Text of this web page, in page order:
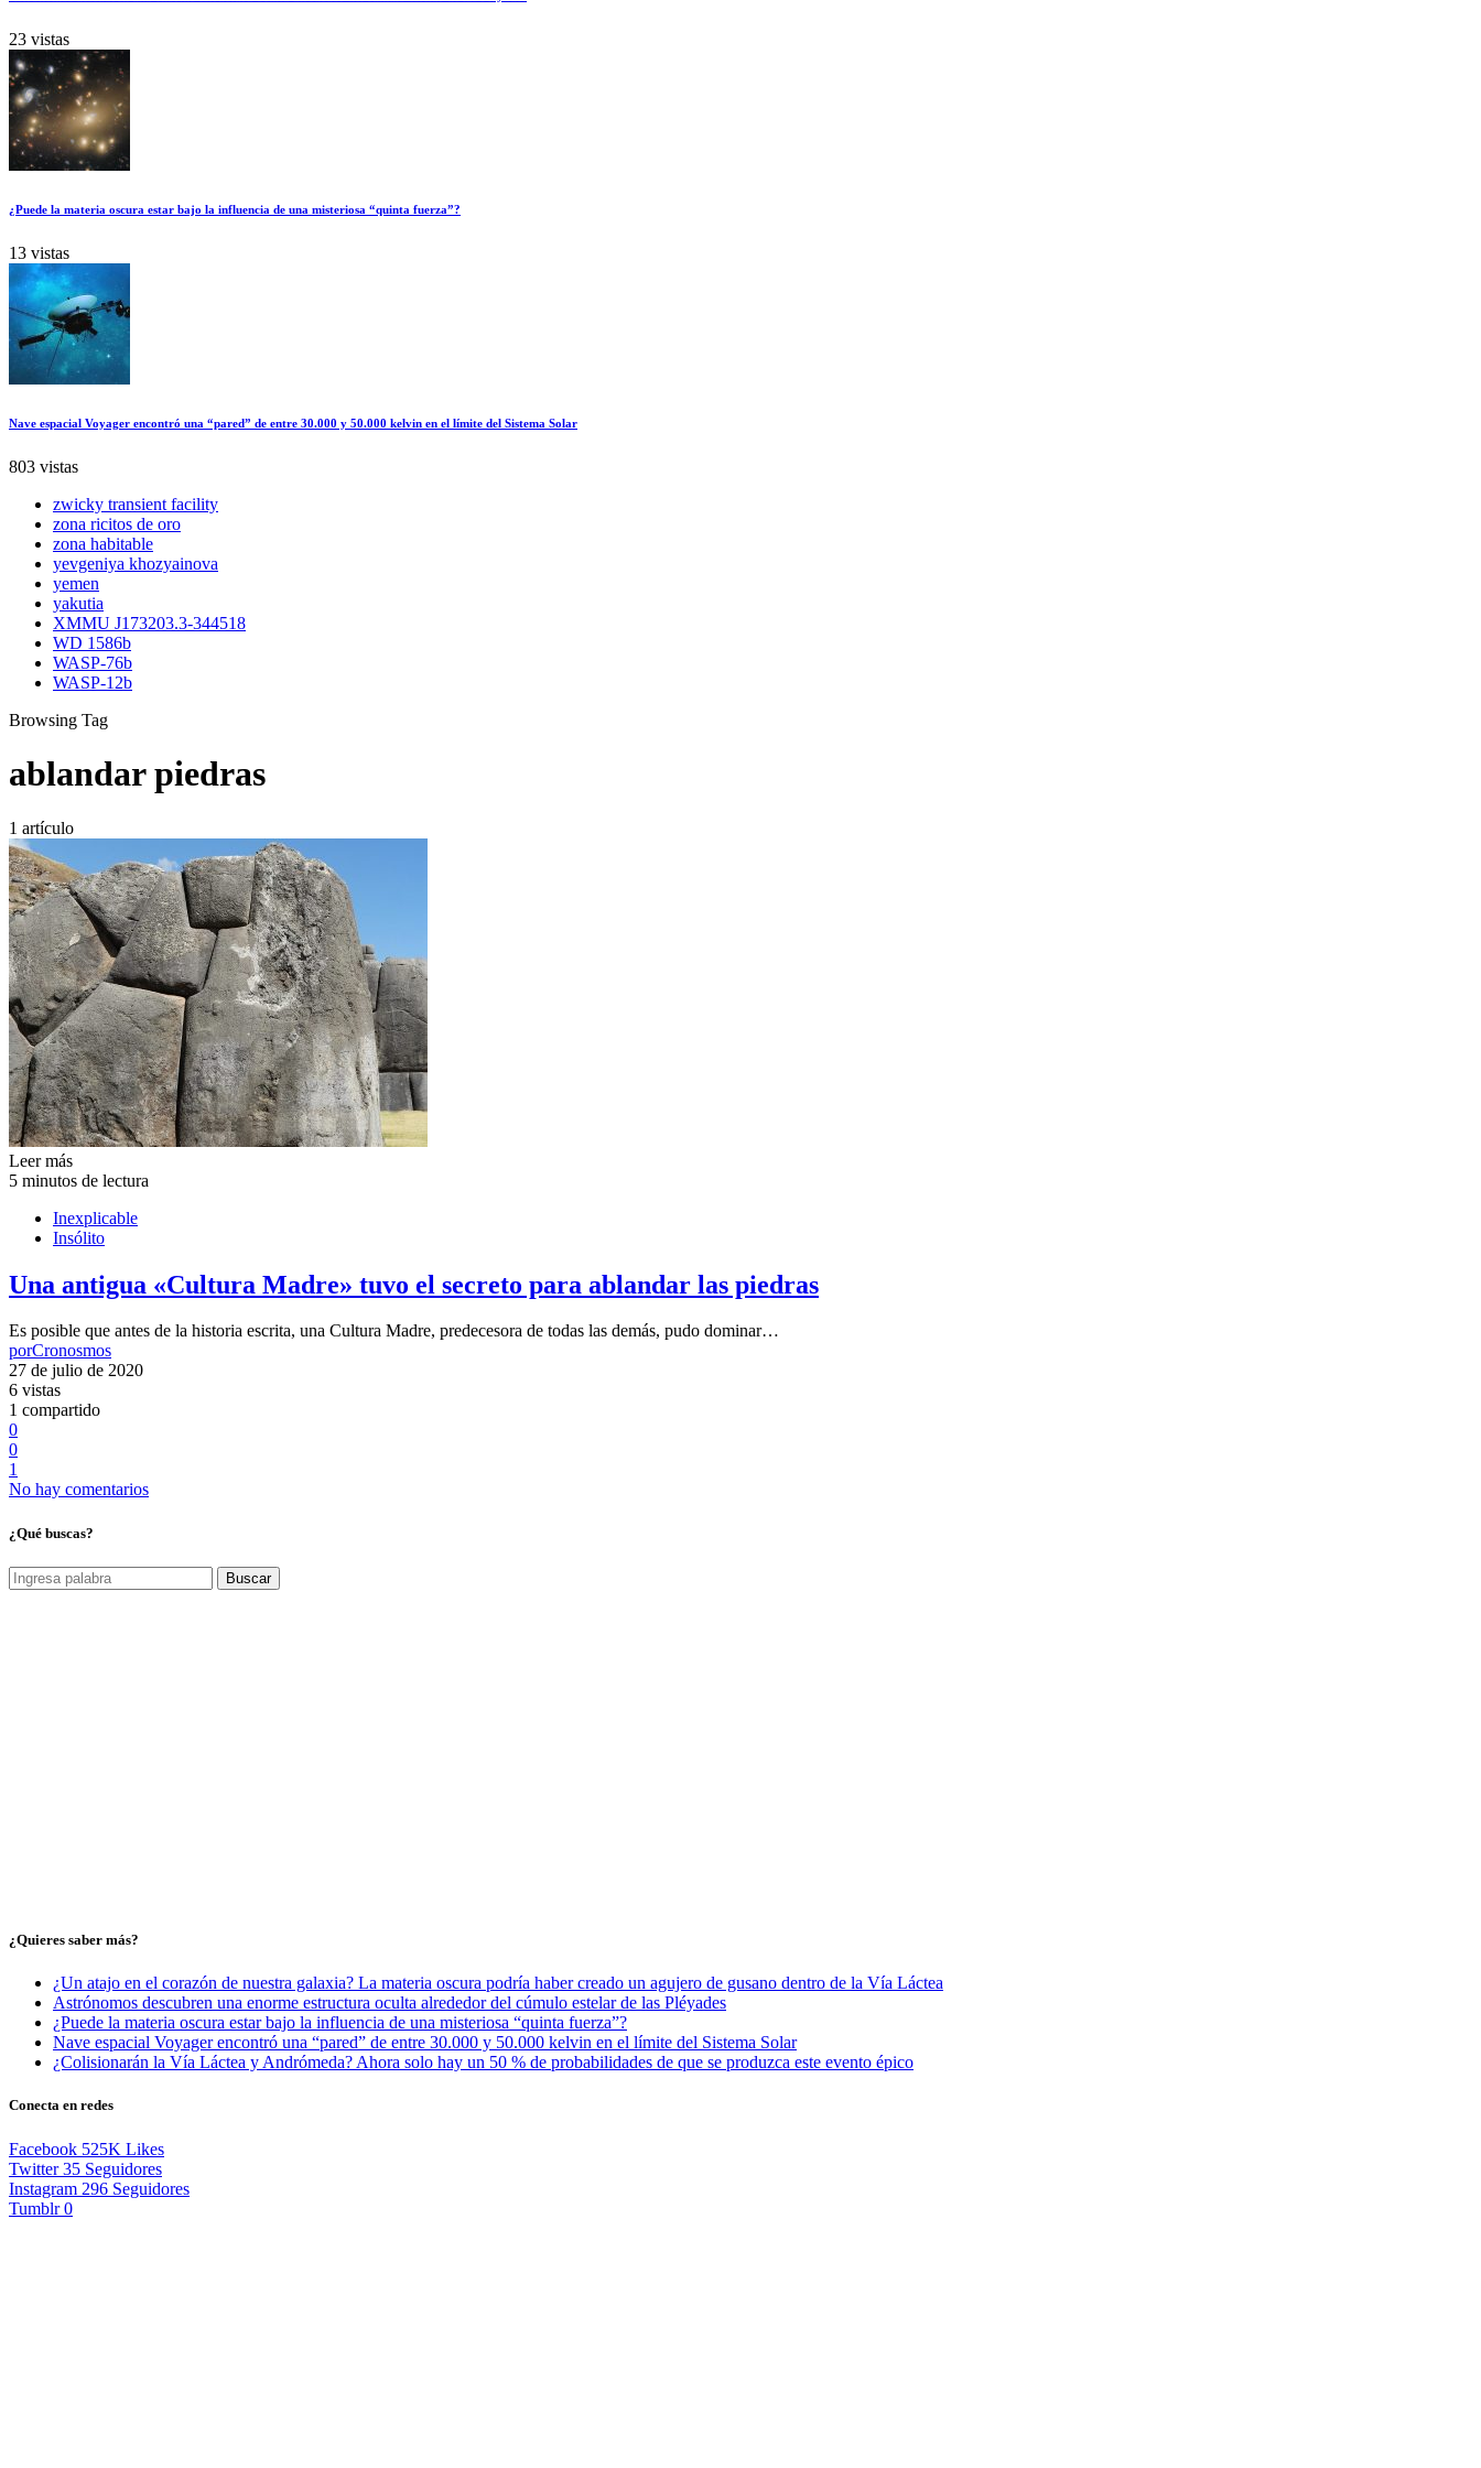
23 vistas
¿Puede la materia oscura estar bajo la influencia de una misteriosa “quinta fuerza”?
13 vistas
Nave espacial Voyager encontró una “pared” de entre 30.000 y 50.000 kelvin en el límite del Sistema Solar
803 vistas
zwicky transient facility
zona ricitos de oro
zona habitable
yevgeniya khozyainova
yemen
yakutia
XMMU J173203.3-344518
WD 1586b
WASP-76b
WASP-12b
Browsing Tag
ablandar piedras
1 artículo
Leer más
5 minutos de lectura
Inexplicable
Insólito
Una antigua «Cultura Madre» tuvo el secreto para ablandar las piedras
Es posible que antes de la historia escrita, una Cultura Madre, predecesora de todas las demás, pudo dominar…
porCronosmos
27 de julio de 2020
6 vistas
1 compartido
0
0
1
No hay comentarios
¿Qué buscas?
Buscar
¿Quieres saber más?
¿Un atajo en el corazón de nuestra galaxia? La materia oscura podría haber creado un agujero de gusano dentro de la Vía Láctea
Astrónomos descubren una enorme estructura oculta alrededor del cúmulo estelar de las Pléyades
¿Puede la materia oscura estar bajo la influencia de una misteriosa “quinta fuerza”?
Nave espacial Voyager encontró una “pared” de entre 30.000 y 50.000 kelvin en el límite del Sistema Solar
¿Colisionarán la Vía Láctea y Andrómeda? Ahora solo hay un 50 % de probabilidades de que se produzca este evento épico
Conecta en redes
Facebook 525K Likes
Twitter 35 Seguidores
Instagram 296 Seguidores
Tumblr 0